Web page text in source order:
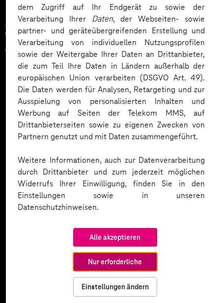
dem Zugriff auf Ihr Endgerät zu sowie der
Verarbeitung Ihrer Daten, der Webseiten- sowie
partner- und geräteübergreifenden Erstellung und
Verarbeitung von individuellen Nutzungsprofilen
sowie der Weitergabe Ihrer Daten an Drittanbieter,
die zum Teil Ihre Daten in Ländern außerhalb der
europäischen Union verarbeiten (DSGVO Art. 49).
Die Daten werden für Analysen, Retargeting und zur
Ausspielung von personalisierten Inhalten und
Werbung auf Seiten der Telekom MMS, auf
Drittanbieterseiten sowie zu eigenen Zwecken von
Partnern genutzt und mit Daten zusammengeführt.
Weitere Informationen, auch zur Datenverarbeitung
durch Drittanbieter und zum jederzeit möglichen
Widerrufs Ihrer Einwilligung, finden Sie in den
Einstellungen sowie in unseren
Datenschutzhinweisen.
Alle akzeptieren
Nur erforderliche
Einstellungen ändern
Zahlreiche Unternehmen
vertrauen auf unsere
Expertise. Hier eine Auswahl: